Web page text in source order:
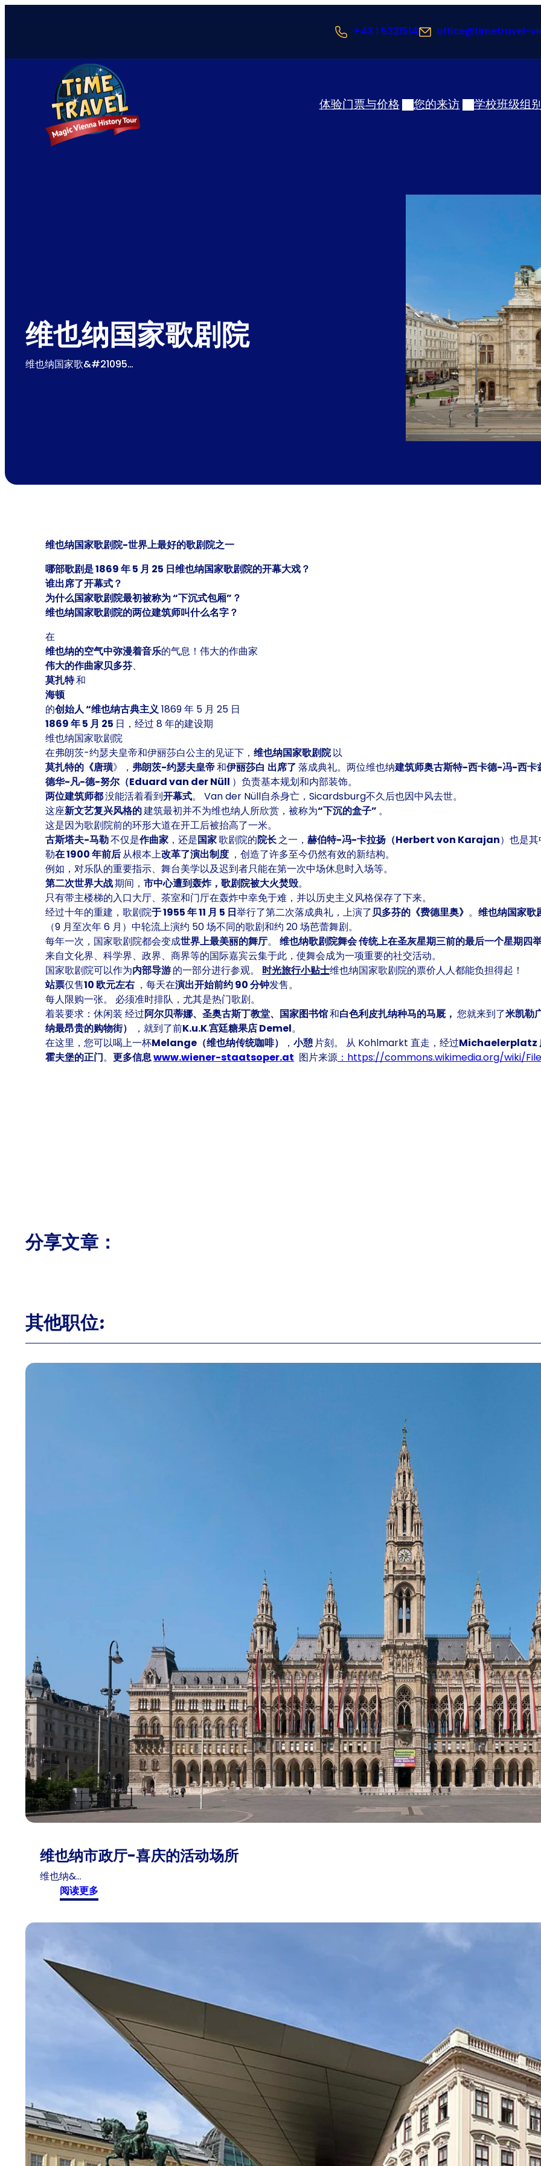
+43 1 5321514 office@timetravel-
体验门票与价格 您的来访 学校班级组
维也纳国家歌剧院
维也纳国家歌&#21095…
维也纳国家歌剧院-世界上最好的歌剧院之一
哪部歌剧是 1869 年 5 月 25 日维也纳国家歌剧院的开幕大戏？
谁出席了开幕式？
为什么国家歌剧院最初被称为 “下沉式包厢”？
维也纳国家歌剧院的两位建筑师叫什么名字？
在
维也纳的空气中弥漫着音乐的气息！伟大的作曲家
伟大的作曲家贝多芬、
莫扎特和
海顿
的创始人“维也纳古典主义1869 年 5 月 25 日
1869 年 5 月 25 日，经过 8 年的建设期
维也纳国家歌剧院
在弗朗茨-约瑟夫皇帝和伊丽莎白公主的见证下，维也纳国家歌剧院以
莫扎特的《唐璜》，弗朗茨-约瑟夫皇帝和伊丽莎白 出席了落成典礼。两位维也纳建筑师奥古斯特-西卡德-冯-西
德华-凡-德-努尔（Eduard van der Nüll ）负责基本规划和内部装饰。
两位建筑师都没能活着看到开幕式。 Van der Nüll自杀身亡，Sicardsburg不久后也因中风去世。
这座新文艺复兴风格的建筑最初并不为维也纳人所欣赏，被称为“下沉的盒子” 。
这是因为歌剧院前的环形大道在开工后被抬高了一米。
古斯塔夫-马勒不仅是作曲家 ，还是国家歌剧院的院长之一，赫伯特-冯-卡拉扬（Herbert von Karajan）也是
勒在 1900 年前后从根本上改革了演出制度 ，创造了许多至今仍然有效的新结构。
例如，对乐队的重要指示、舞台美学以及迟到者只能在第一次中场休息时入场等。
第二次世界大战期间，市中心遭到轰炸，歌剧院被大火焚毁。
只有带主楼梯的入口大厅、茶室和门厅在轰炸中幸免于难，并以历史主义风格保存了下来。
经过十年的重建，歌剧院于 1955 年 11 月 5 日举行了第二次落成典礼，上演了贝多芬的《费德里奥》 。维也纳国家歌
（9 月至次年 6 月）中轮流上演约 50 场不同的歌剧和约 20 场芭蕾舞剧。
每年一次，国家歌剧院都会变成世界上最美丽的舞厅。维也纳歌剧院舞会传统上在圣灰星期三前的最后一个星期四
来自文化界、科学界、政界、商界等的国际嘉宾云集于此，使舞会成为一项重要的社交活动。
国家歌剧院可以作为内部导游的一部分进行参观。 时光旅行小贴士维也纳国家歌剧院的票价人人都能负担得起！
站票仅售10 欧元左右 ，每天在演出开始前约 90 分钟发售。
每人限购一张。 必须准时排队，尤其是热门歌剧。
着装要求：休闲装 经过阿尔贝蒂娜、圣奥古斯丁教堂、国家图书馆和白色利皮扎纳种马的马厩，您就来到了米凯
纳最昂贵的购物街）
，就到了前K.u.K.宫廷糖果店 Demel。
在这里，您可以喝上一杯Melange（维也纳传统咖啡） ，小憩片刻。 从 Kohlmarkt 直走，经过Michaelerplatz
霍夫堡的正门。更多信息www.wiener-staatsoper.at 图片来源 ：https://commons.wikimedia.org/wiki/
分享文章：
其他职位:
维也纳市政厅-喜庆的活动场所
维也纳&…
阅读更多:
维
厅
喜
庆
所